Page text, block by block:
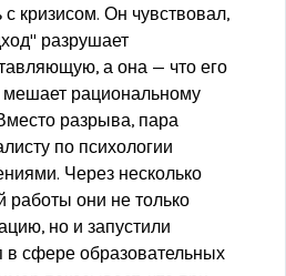
с кризисом. Он чувствовал,
разрушает
а она — что его
мешает рациональному
разрыва, пара
по психологии
Через несколько
работы они не только
но и запустили
в сфере образовательных